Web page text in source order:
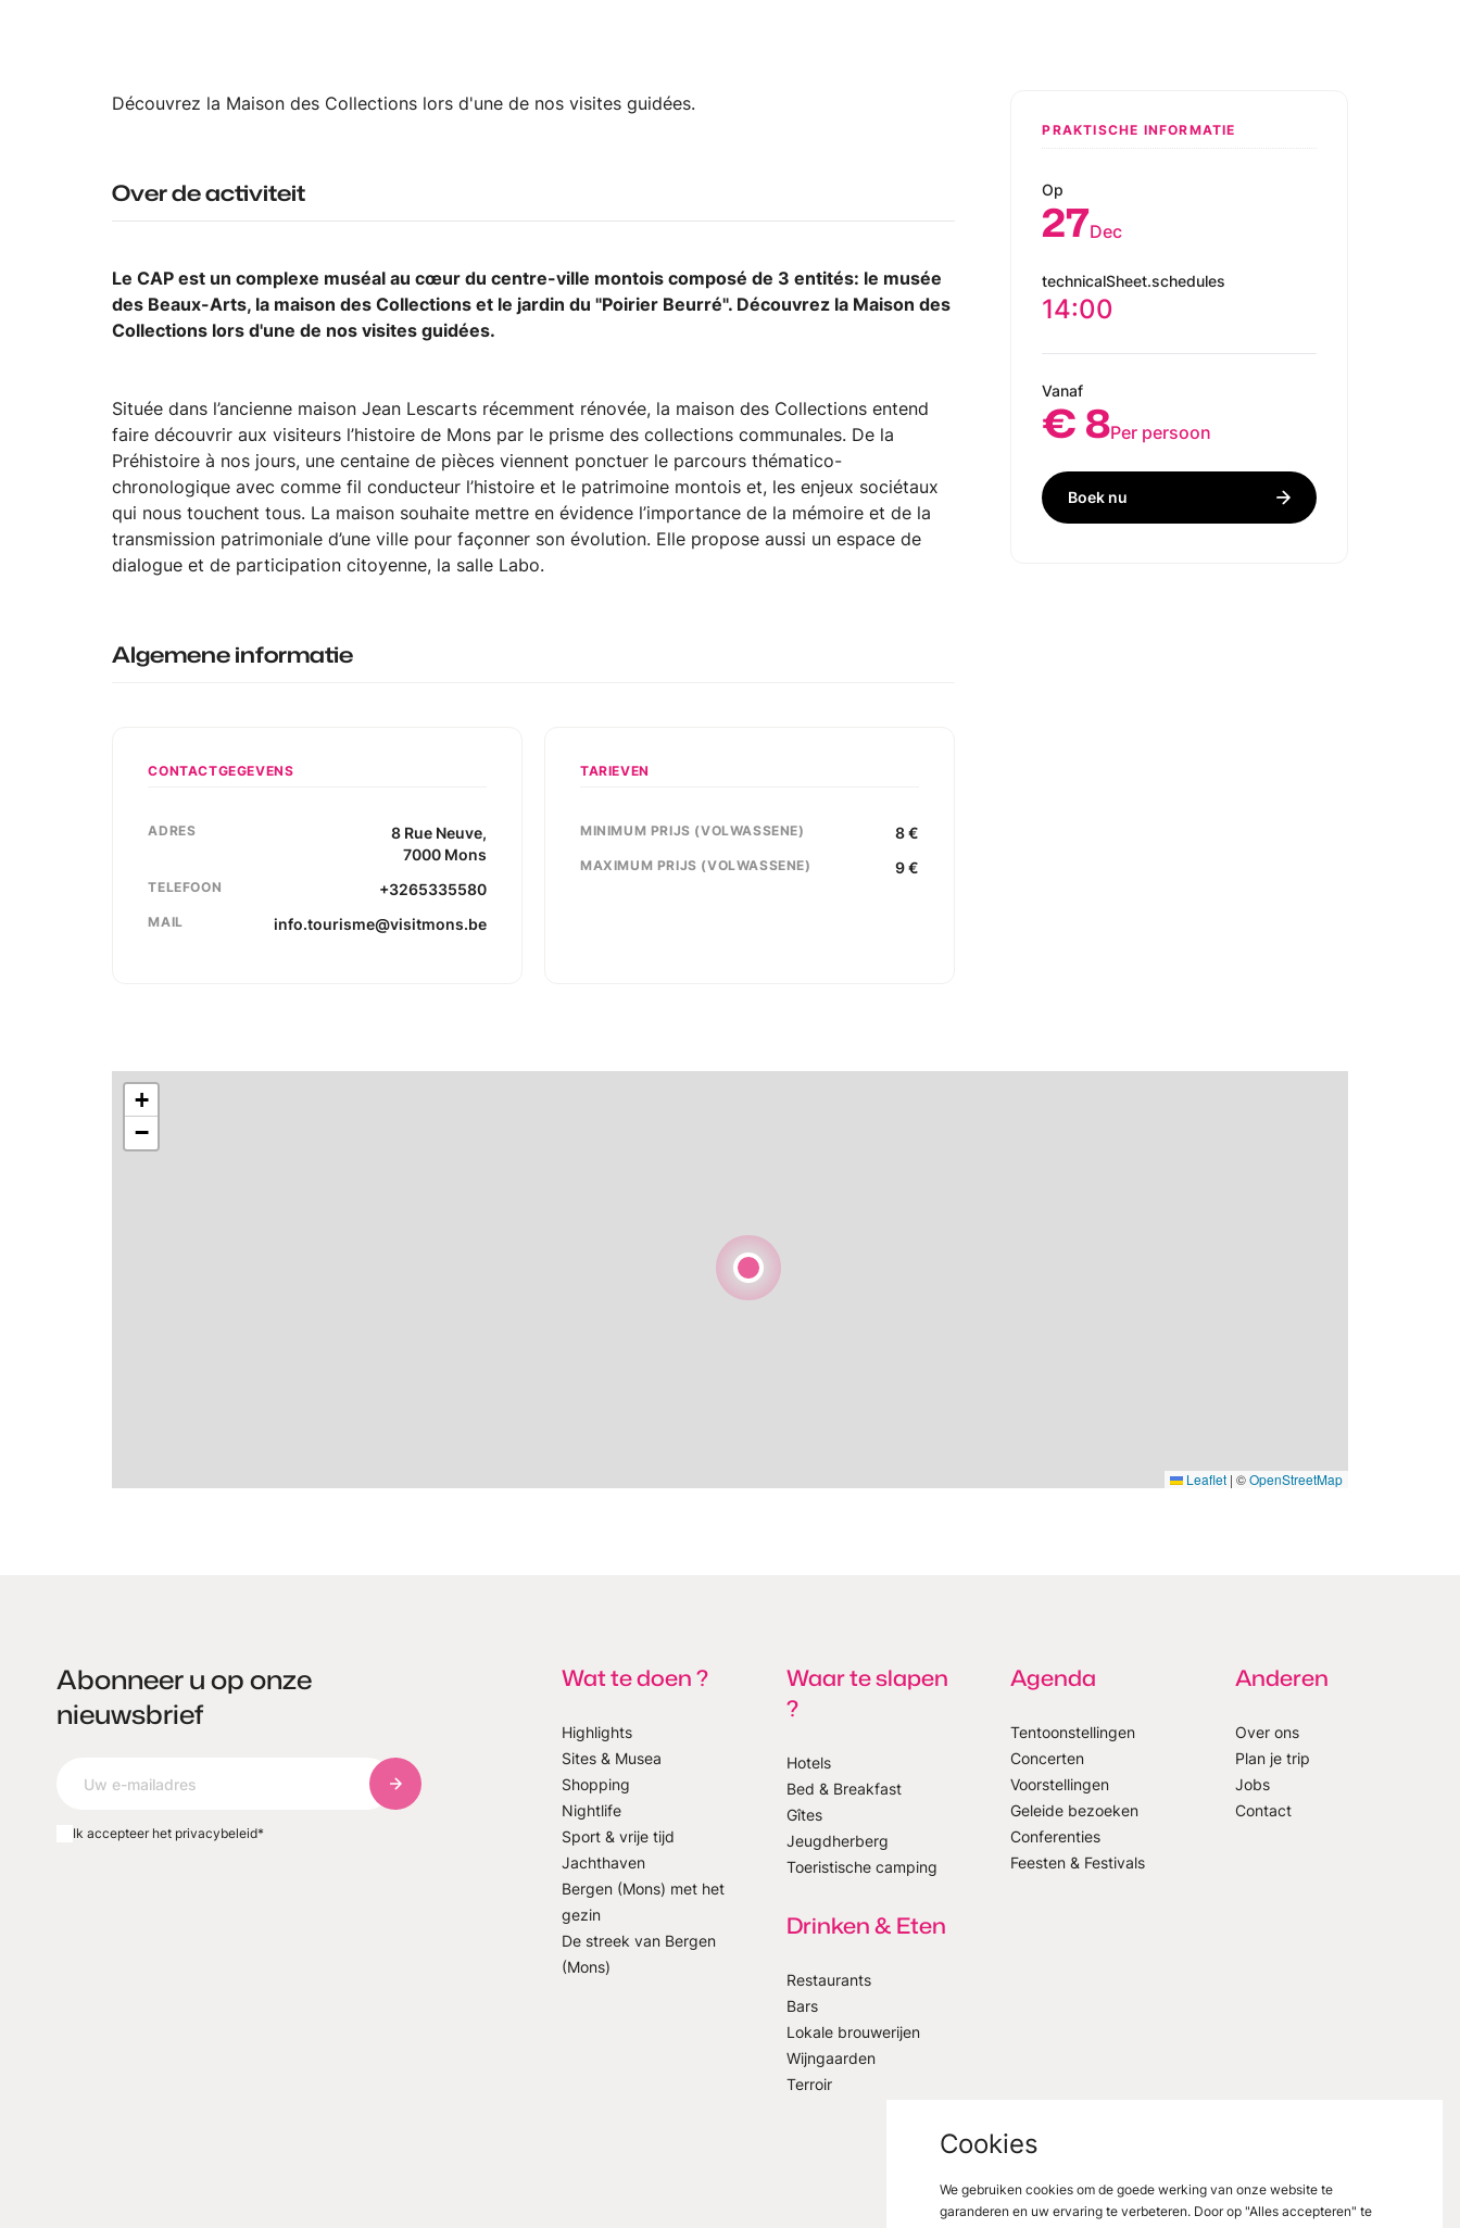
Découvrez la Maison des Collections lors d'une de nos visites guidées.
Over de activiteit
Le CAP est un complexe muséal au cœur du centre-ville montois composé de 3 entités: le musée
des Beaux-Arts, la maison des Collections et le jardin du "Poirier Beurré". Découvrez la Maison des
Collections lors d'une de nos visites guidées.
Située dans l’ancienne maison Jean Lescarts récemment rénovée, la maison des Collections entend
faire découvrir aux visiteurs l’histoire de Mons par le prisme des collections communales. De la
Préhistoire à nos jours, une centaine de pièces viennent ponctuer le parcours thématico-
chronologique avec comme fil conducteur l’histoire et le patrimoine montois et, les enjeux sociétaux
qui nous touchent tous. La maison souhaite mettre en évidence l’importance de la mémoire et de la
transmission patrimoniale d’une ville pour façonner son évolution. Elle propose aussi un espace de
dialogue et de participation citoyenne, la salle Labo.
Algemene informatie
CONTACTGEGEVENS
ADRES 8 Rue Neuve,
7000 Mons
TELEFOON +3265335580
MAIL info.tourisme@visitmons.be
TARIEVEN
MINIMUM PRIJS (VOLWASSENE) 8€
MAXIMUM PRIJS (VOLWASSENE) 9€
PRAKTISCHE INFORMATIE
Op
27Dec
technicalSheet.schedules
14:00
Vanaf
€ 8Per persoon
Boek nu
+
−
Leaflet | ©OpenStreetMap
Abonneer u op onze
nieuwsbrief
Abonneer u op onze nieuwsbrief
Ik accepteer het privacybeleid*
Wat te doen ?
Highlights
Sites & Musea
Shopping
Nightlife
Sport & vrije tijd
Jachthaven
Bergen (Mons) met het
gezin
De streek van Bergen
(Mons)
Waar te slapen
?
Hotels
Bed & Breakfast
Gîtes
Jeugdherberg
Toeristische camping
Drinken & Eten
Restaurants
Bars
Lokale brouwerijen
Wijngaarden
Terroir
Agenda
Tentoonstellingen
Concerten
Voorstellingen
Geleide bezoeken
Conferenties
Feesten & Festivals
Anderen
Over ons
Plan je trip
Jobs
Contact
Cookies
We gebruiken cookies om de goede werking van onze website te
garanderen en uw ervaring te verbeteren. Door op "Alles accepteren" te